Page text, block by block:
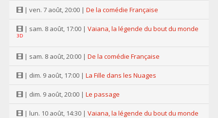
| ven. 7 août, 20:00 | De la comédie Française
| sam. 8 août, 17:00 | Vaiana, la légende du bout du monde
3D
| sam. 8 août, 20:00 | De la comédie Française
| dim. 9 août, 17:00 | La Fille dans les Nuages
| dim. 9 août, 20:00 | Le passage
| lun. 10 août, 14:30 | Vaiana, la légende du bout du monde